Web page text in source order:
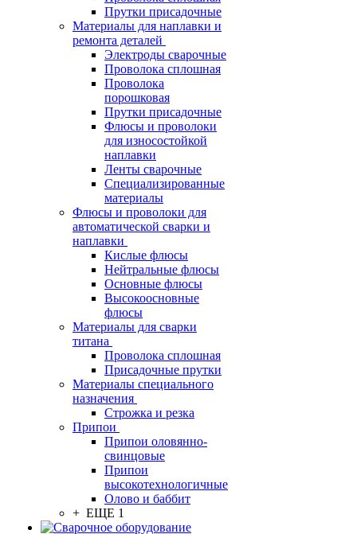
Прутки присадочные
Материалы для наплавки и
ремонта деталей
Электроды сварочные
Проволока сплошная
Проволока
порошковая
Прутки присадочные
Флюсы и проволоки
для износостойкой
наплавки
Ленты сварочные
Специализированные
материалы
Флюсы и проволоки для
автоматической сварки и
наплавки
Кислые флюсы
Нейтральные флюсы
Основные флюсы
Высокоосновные
флюсы
Материалы для сварки
титана
Проволока сплошная
Присадочные прутки
Материалы специального
назначения
Строжка и резка
Припои
Припои оловянно-
свинцовые
Припои
высокотехнологичные
Олово и баббит
+ ЕЩЕ 1